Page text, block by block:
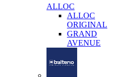
ALLOC
ALLOC
ORIGINAL
GRAND
AVENUE